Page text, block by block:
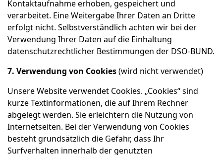
Kontaktaufnahme erhoben, gespeichert und
verarbeitet. Eine Weitergabe Ihrer Daten an Dritte
erfolgt nicht. Selbstverständlich achten wir bei der
Verwendung Ihrer Daten auf die Einhaltung
datenschutzrechtlicher Bestimmungen der DSO-BUND.
7. Verwendung von Cookies(wird nicht verwendet)
Unsere Website verwendet Cookies. „Cookies“ sind
kurze Textinformationen, die auf Ihrem Rechner
abgelegt werden. Sie erleichtern die Nutzung von
Internetseiten. Bei der Verwendung von Cookies
besteht grundsätzlich die Gefahr, dass Ihr
Surfverhalten innerhalb der genutzten